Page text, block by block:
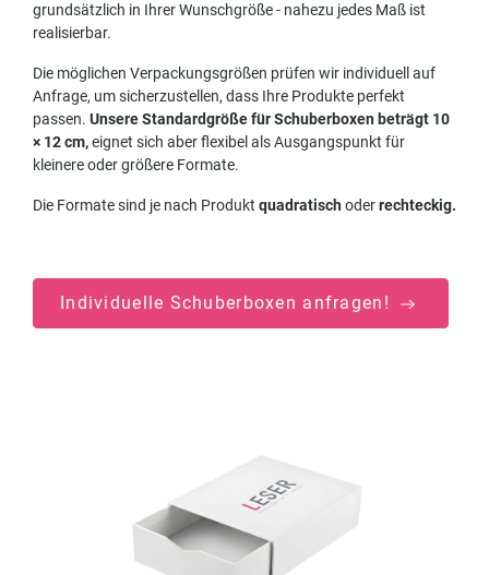
grundsätzlich in Ihrer Wunschgröße - nahezu jedes Maß ist
realisierbar.
Die möglichen Verpackungsgrößen prüfen wir individuell auf
Anfrage, um sicherzustellen, dass Ihre Produkte perfekt
passen. Unsere Standardgröße für Schuberboxen beträgt 10
× 12 cm,eignet sich aber flexibel als Ausgangspunkt für
kleinere oder größere Formate.
Die Formate sind je nach Produkt quadratisch oderrechteckig.
Individuelle Schuberboxen anfragen!